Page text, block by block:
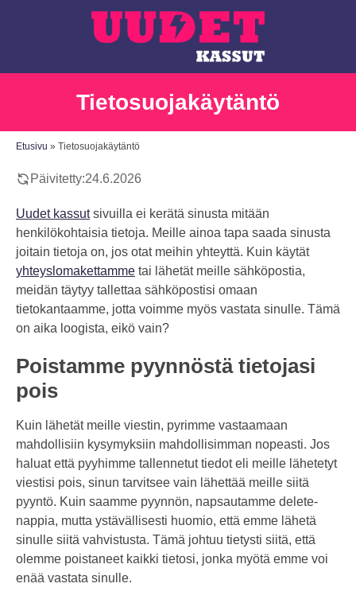
Tietosuojakäytäntö
Etusivu » Tietosuojakäytäntö
Päivitetty:24.6.2026
Uudet kassutsivuilla ei kerätä sinusta mitään
henkilökohtaisia tietoja. Meille ainoa tapa saada sinusta
joitain tietoja on, jos otat meihin yhteyttä. Kuin käytät
yhteyslomakettamme tai lähetät meille sähköpostia,
meidän täytyy tallettaa sähköpostisi omaan
tietokantaamme, jotta voimme myös vastata sinulle. Tämä
on aika loogista, eikö vain?
Poistamme pyynnöstä tietojasi
pois
Kuin lähetät meille viestin, pyrimme vastaamaan
mahdollisiin kysymyksiin mahdollisimman nopeasti. Jos
haluat että pyyhimme tallennetut tiedot eli meille lähetetyt
viestisi pois, sinun tarvitsee vain lähettää meille siitä
pyyntö. Kuin saamme pyynnön, napsautamme delete-
nappia, mutta ystävällisesti huomio, että emme lähetä
sinulle siitä vahvistusta. Tämä johtuu tietysti siitä, että
olemme poistaneet kaikki tietosi, jonka myötä emme voi
enää vastata sinulle.